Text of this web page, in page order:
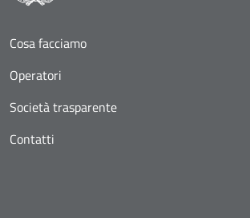
Cosa facciamo
Operatori
Società trasparente
Contatti